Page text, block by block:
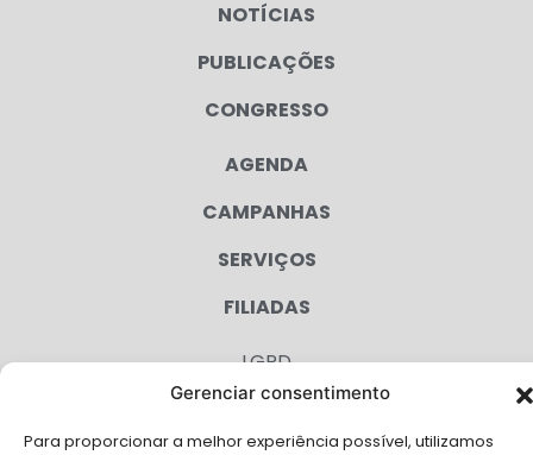
Gerenciar consentimento
Para proporcionar a melhor experiência possível, utilizamos
NOTÍCIAS
PUBLICAÇÕES
CONGRESSO
AGENDA
CAMPANHAS
SERVIÇOS
FILIADAS
LGPD
FALE CONOSCO
Solicite Apoio Institucional da AMB para o seu evento